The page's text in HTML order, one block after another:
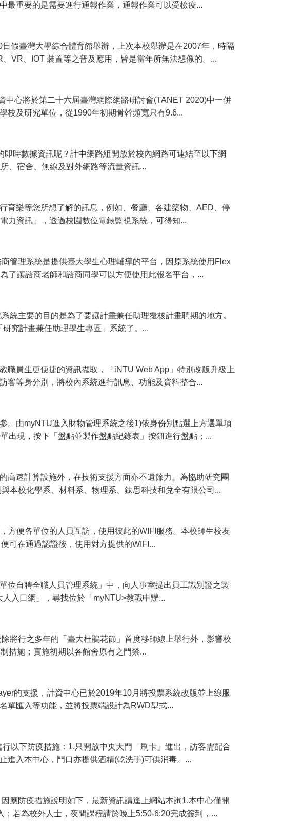
最重要的是需要進行通報作業，通報作業可以受檢疫...
假臺灣大學綜合體育館舉辦，上次本校舉辦是在2007年，時隔
VR、IOT 裝置等之普及應用，皆是當年所無法想像的。...
中心將於第二十六屆臺灣網際網路研討會(TANET 2020)中一併
校及研究單位，從1990年初期骨幹頻寬只有9.6...
時數據資訊呢？計中網路組開放於校內網路可連結至以下網
、宿舍、無線及對外網路等流量資訊...
育樂等您所想了解的訊息，例如、餐廳、各建築物、AED、停
力資訊」，透過校園數位電錶監視系統，可得知...
管理系統是提供臺大學生心理輔導的平台，因原系統使用Flex
了讓諮商老師和諮商同學可以方便使用此報名平台，...
統主要的目的是為了要讓計畫兼任助理覆核計畫聘期的地方。
究計畫兼任助理學生專區」系統了。...
職員生更便捷的資訊擷取，「iNTU Web App」特別改版升級上
客等身分別，將校內系統進行訊息、功能及資料整合...
。由myNTU進入財物管理系統之後1)依身份別點選上方選單項
出現，按下「盤點並製作盤點紀錄表」按鈕進行盤點；...
高速計算設施外，在技術支援方面亦不遺餘力。為協助研究團
本校化學系、材料系、物理系、鈦思科技和兌全有限公司...
方便各單位的人員互訪，使用彼此的WIFI服務。本校師生校友
可在通過認證後，使用對方提供的WIFI...
位自聘全職人員管理系統」中，向人事室提出員工識別證之製
入口網」，尋找位於「myNTU>教職申辦...
將行之多年的「臺大杜鵑花節」首度移師線上舉行外，影響校
措施；實施初期以各館舍原有之門禁...
的支援，計資中心已於2019年10月將投票系統改版並上線服
單匯入等功能，並將投票端設計為RWD型式...
以下防疫措施：1.只開放中央大門「刷卡」進出，訪客需配合
進入本中心，門口亦提供酒精(乾洗手)可供消毒。...
應防疫措施說明如下，最新資訊請逕上網站本詢1.本中心僅開
若為校外人士，夜間課程請於晚上5:50-6:20完成簽到，...